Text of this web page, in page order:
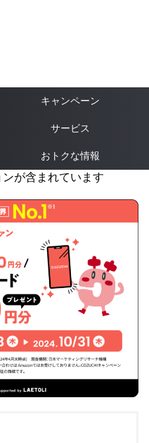
キャンペーン
サービス
おトクな情報
が含まれています